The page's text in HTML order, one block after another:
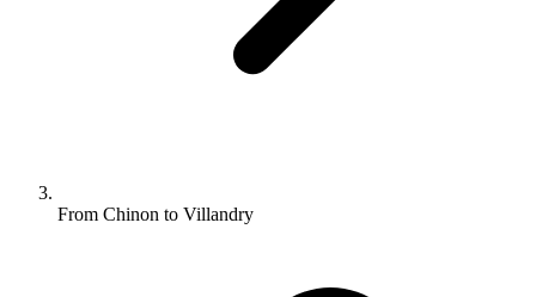
From Chinon to Villandry